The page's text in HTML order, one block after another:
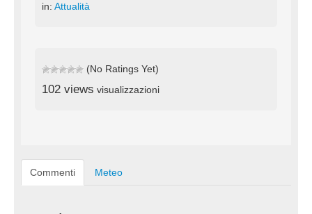
in: Attualità
(No Ratings Yet)
102 views visualizzazioni
Commenti Meteo